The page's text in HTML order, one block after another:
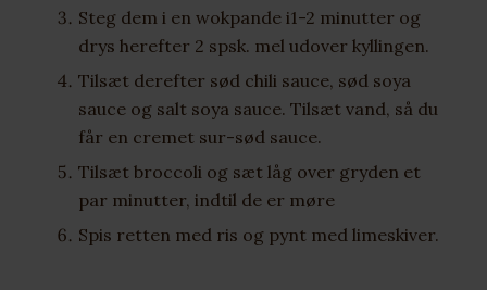
Steg dem i en wokpande i1-2 minutter og
drys herefter 2 spsk. mel udover kyllingen.
Tilsæt derefter sød chili sauce, sød soya
sauce og salt soya sauce. Tilsæt vand, så du
får en cremet sur-sød sauce.
Tilsæt broccoli og sæt låg over gryden et
par minutter, indtil de er møre
Spis retten med ris og pynt med limeskiver.